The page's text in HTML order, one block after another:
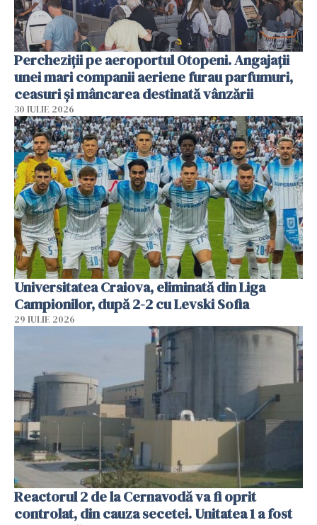
Percheziții pe aeroportul Otopeni. Angajații
unei mari companii aeriene furau parfumuri,
ceasuri și mâncarea destinată vânzării
30 IULIE 2026
Universitatea Craiova, eliminată din Liga
Campionilor, după 2-2 cu Levski Sofia
29 IULIE 2026
Reactorul 2 de la Cernavodă va fi oprit
controlat, din cauza secetei. Unitatea 1 a fost